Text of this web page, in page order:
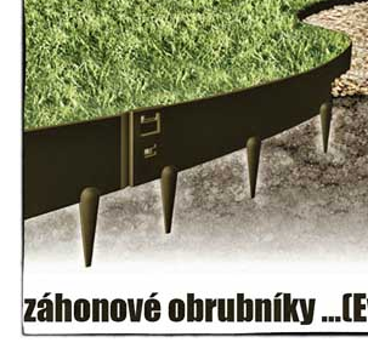
hřbitově v Rychnově u Jablonce nad Nisou
Pomník pracovního nasazení vězňů
koncentračního tábora v Tovární ulici v
Rychnově u Jablonce nad Nisou
Kenotaf Alfreda Langa na hřbitově v Krásné
u Pěnčína
Kenotaf Emila Posselta na hřbitově v
Krásné u Pěnčína
Kenotaf Edmunda Andera na hřbitově v
Krásné u Pěnčína